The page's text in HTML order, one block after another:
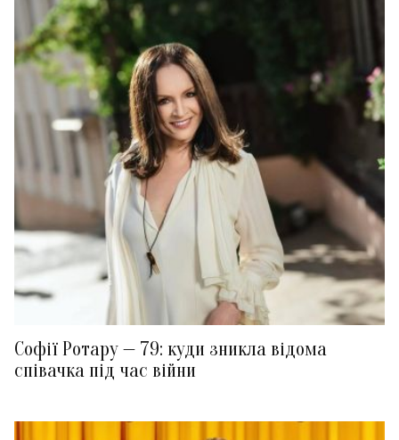
Софії Ротару — 79: куди зникла відома
співачка під час війни